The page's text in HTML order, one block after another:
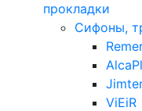
прокладки
Сифоны,
ViEiR